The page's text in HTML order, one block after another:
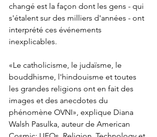
changé est la façon dont les gens - qui
s'étalent sur des milliers d'années - ont
interprété ces événements
inexplicables.
«Le catholicisme, le judaïsme, le
bouddhisme, l'hindouisme et toutes
les grandes religions ont en fait des
images et des anecdotes du
phénomène OVNI», explique Diana
Walsh Pasulka, auteur de American